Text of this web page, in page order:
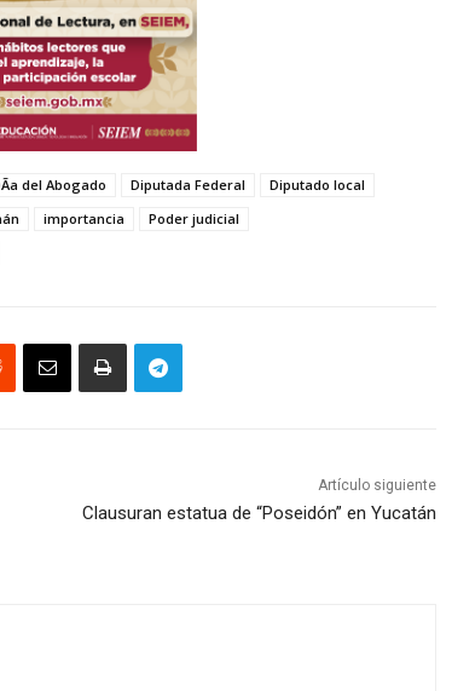
del Abogado Diputada Federal
Diputado local
importancia
Poder judicial
Artículo siguiente
Clausuran estatua de “Poseidón” en Yucatán